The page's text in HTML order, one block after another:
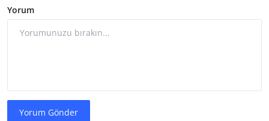
Yorum
Yorum Gönder